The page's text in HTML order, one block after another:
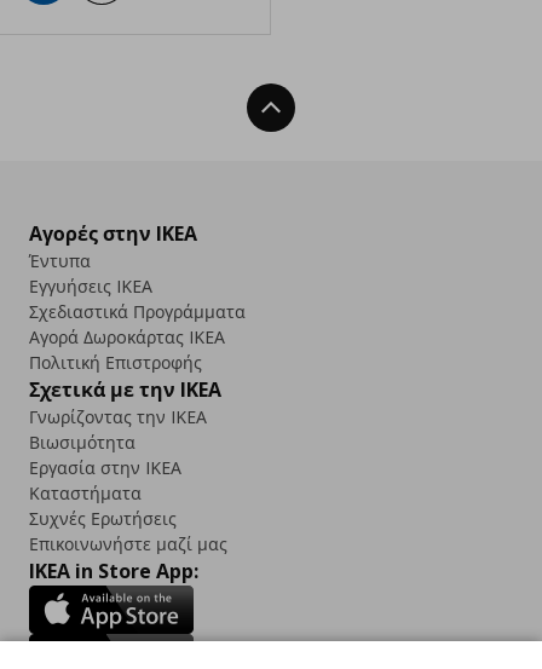
Back To Top
Αγορές στην IKEA
Έντυπα
Εγγυήσεις IKEA
Σχεδιαστικά Προγράμματα
Αγορά Δωρoκάρτας IKEA
Πολιτική Επιστροφής
Σχετικά με την IKEA
Γνωρίζοντας την IKEA
Βιωσιμότητα
Εργασία στην IKEA
Καταστήματα
Συχνές Ερωτήσεις
Επικοινωνήστε μαζί μας
IKEA in Store App: